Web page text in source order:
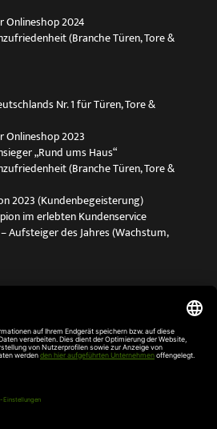
Onlineshop 2024
(Branche Türen, Tore &
Nr. 1 für Türen, Tore &
Onlineshop 2023
„Rund ums Haus“
(Branche Türen, Tore &
2023 (Kundenbegeisterung)
im erlebten Kundenservice
Aufsteiger des Jahres (Wachstum,
Onlineshop 2022
„Rund ums Haus“
im erlebten Kundenservice
Gold-Rang (Türen, Tore & Antriebe)